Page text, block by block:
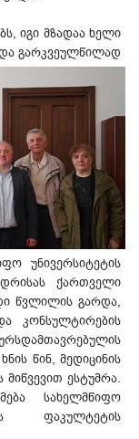
იგი მზადაა ხელი
გარკვეულწილად
უნივერსიტეტის
ქართველი
წვლილის გარდა,
კონსულტირების
წინ, მედიცინის
მიწვევით ესტუმრა.
სახელმწიფო
ფაკულტეტის